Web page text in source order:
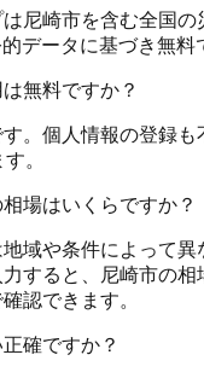
尼崎市を含む全国の
データに基づき無料
無料ですか？
。個人情報の登録も
。
場はいくらですか？
域や条件によって異
すると、尼崎市の相
認できます。
確ですか？